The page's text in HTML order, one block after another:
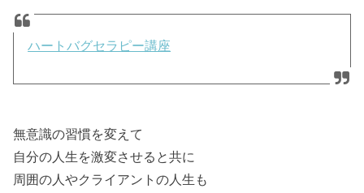
ハートバグセラピー講座
無意識の習慣を変えて
自分の人生を激変させると共に
周囲の人やクライアントの人生も